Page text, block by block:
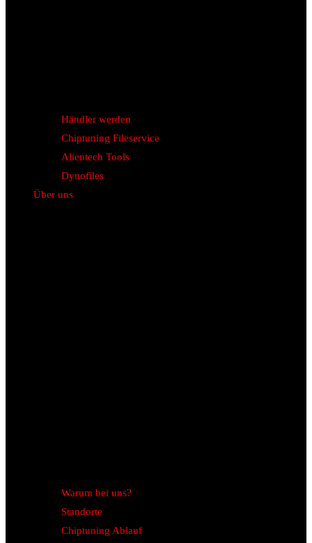
Händler werden
Chiptuning Fileservice
Alientech Tools
Dynofiles
Über uns
Warum bei uns?
Standorte
Chiptuning Ablauf